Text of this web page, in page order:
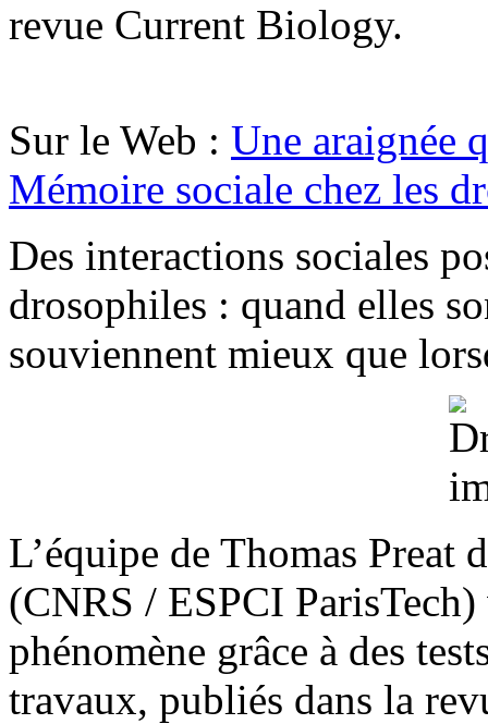
revue Current Biology.
Sur le Web : Une araignée
Mémoire sociale chez les
Des interactions sociales
drosophiles : quand elles
souviennent mieux que
L’équipe de Thomas
(CNRS / ESPCI
phénomène grâce à des
travaux, publiés dans la